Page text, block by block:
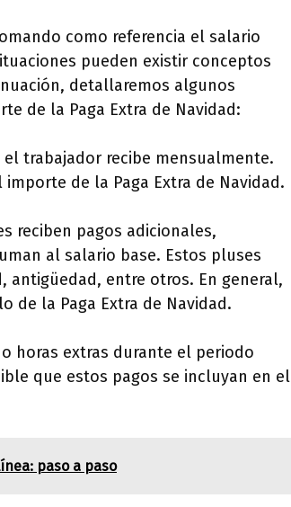
como referencia el salario
pueden existir conceptos
detallaremos algunos
de la Paga Extra de Navidad:
trabajador recibe mensualmente.
de la Paga Extra de Navidad.
reciben pagos adicionales,
al salario base. Estos pluses
entre otros. En general,
de la Paga Extra de Navidad.
horas extras durante el periodo
que estos pagos se incluyan en el
paso a paso